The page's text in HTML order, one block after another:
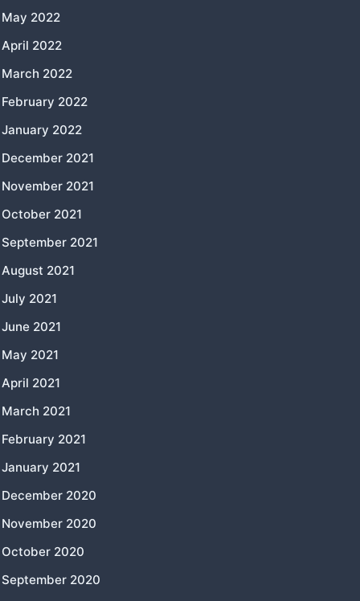
May 2022
April 2022
March 2022
February 2022
January 2022
December 2021
November 2021
October 2021
September 2021
August 2021
July 2021
June 2021
May 2021
April 2021
March 2021
February 2021
January 2021
December 2020
November 2020
October 2020
September 2020